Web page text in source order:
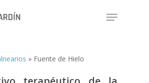
Menu
» Fuente de Hielo